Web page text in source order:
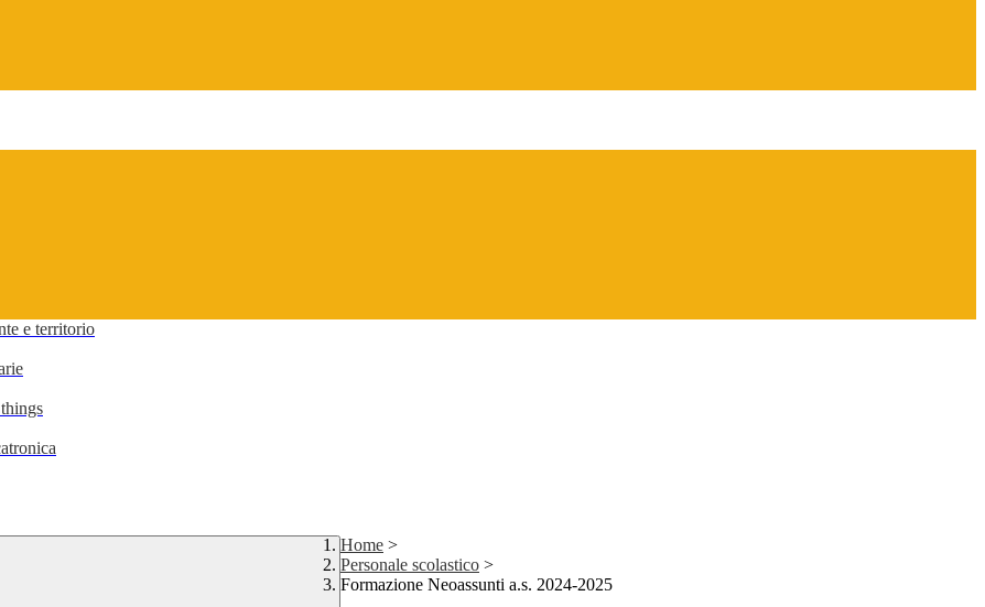
e territorio
Home >
Personale scolastico >
Formazione Neoassunti a.s. 2024-2025